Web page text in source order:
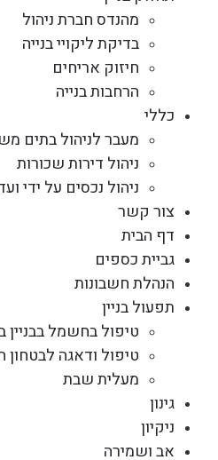
מהנדס חברת ניהול
בדיקת ליקויי בנייה
חיזוק אריחים
הרחבות בנייה
כללי
מעבר לניהול בתים
ניהול דירות שכורות
ניהול נכסים על ידי
צור קשר
דף הבית
גביית כספים
הנהלת חשבונות
תפעול בניין
טיפול בחשמל בבניין
טיפול ודאגה לבטחון
מעלית שבת
גינון
ניקיון
אב ושמירה